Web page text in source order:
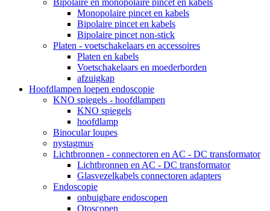
Monopolaire pincet en kabels
Bipolaire pincet en kabels
Bipolaire pincet non-stick
Platen - voetschakelaars en accessoires
Platen en kabels
Voetschakelaars en moederborden
afzuigkap
Hoofdlampen loepen endoscopie
KNO spiegels - hoofdlampen
KNO spiegels
hoofdlamp
Binocular loupes
nystagmus
Lichtbronnen - connectoren en AC - DC transformator
Lichtbronnen en AC - DC transformator
Glasvezelkabels connectoren adapters
Endoscopie
onbuigbare endoscopen
Otoscopen